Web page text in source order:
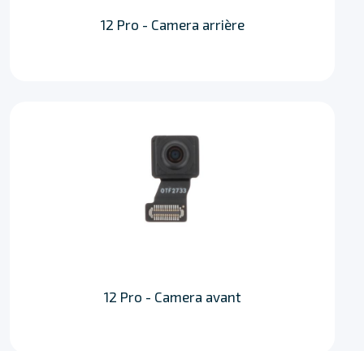
12 Pro - Camera arrière
12 Pro - Camera avant